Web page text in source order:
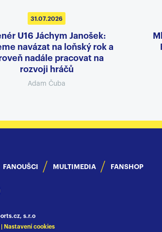
31.07.2026
U16 Jáchym Janošek:
navázat na loňský rok a
nadále pracovat na
rozvoji hráčů
Adam Čuba
FANOUŠCI MULTIMEDIA FANSHOP
s.r.o
Nastavení cookies